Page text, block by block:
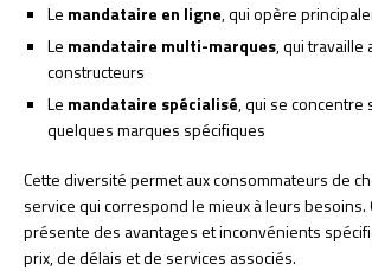
Le mandataire en ligne, qui opère
Le mandataire multi-marques, qui travaille
constructeurs
Le mandataire spécialisé, qui se concentre
quelques marques spécifiques
Cette diversité permet aux consommateurs de
service qui correspond le mieux à leurs besoins.
présente des avantages et inconvénients
prix, de délais et de services associés.